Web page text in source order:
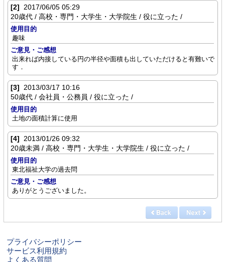
[2] 2017/06/05 05:29
20歳代 / 高校・専門・大学生・大学院生 / 役に立った /
使用目的
趣味
ご意見・ご感想
出来れば内接している円の半径や面積も出していただけると有難いで
す．
[3] 2013/03/17 10:16
50歳代 / 会社員・公務員 / 役に立った /
使用目的
土地の面積計算に使用
[4] 2013/01/26 09:32
20歳未満 / 高校・専門・大学生・大学院生 / 役に立った /
使用目的
東北福祉大学の過去問
ご意見・ご感想
ありがとうございました。
プライバシーポリシー
サービス利用規約
よくある質問